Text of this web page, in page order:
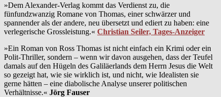
»Dem Alexander-Verlag kommt das Verdienst zu, die
fünfundzwanzig Romane von Thomas, einer schwärzer und
spannender als der andere, neu übersetzt und ediert zu haben: eine
verlegerische Grossleistung.« Christian Seiler, Tages-Anzeiger
»Ein Roman von Ross Thomas ist nicht einfach ein Krimi oder ein
Polit-Thriller, sondern – wenn wir davon ausgehen, dass der Teufel
damals auf den Hügeln des Galiläerlands dem Herrn Jesus die Welt
so gezeigt hat, wie sie wirklich ist, und nicht, wie Idealisten sie
gerne hätten – eine diabolische Analyse unserer politischen
Verhältnisse.« Jörg Fauser